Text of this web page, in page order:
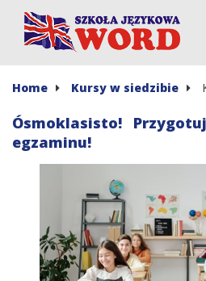
Home Kursy w siedzibie
Ósmoklasisto!
egzaminu!